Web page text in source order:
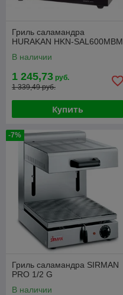
Гриль саламандра
HURAKAN HKN-SAL600MBM
В наличии
1 245,73 руб.
1 339,49 руб.
Купить
-7%
Гриль саламандра SIRMAN
PRO 1/2 G
В наличии